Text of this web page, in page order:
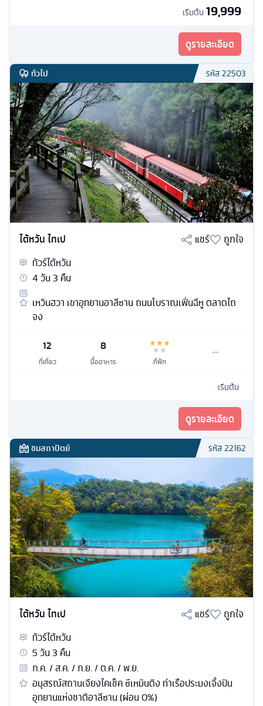
เริ่มต้น 19,999
ดูรายละเอียด
ทั่วไป รหัส22503
ไต้หวัน ไทเป แชร์
ถูกใจ
ทัวร์ไต้หวัน
4วัน3 คืน
เหวินฮวา เขาอุทยานอาลีซาน ถนนโบราณเฟิ่นฉีหู ตลาดไถ
จง
12
ที่เที่ยว
8
มื้ออาหาร ที่พัก
เริ่มต้น
ดูรายละเอียด
ชมสถาปัตย์ รหัส22162
ไต้หวัน ไทเป แชร์
ถูกใจ
ทัวร์ไต้หวัน
5วัน3 คืน
ก.ค. / ส.ค. / ก.ย. / ต.ค. / พ.ย.
อนุสรณ์สถานเจียงไคเช็ค ซีเหมินติง ท่าเรือประมงเจิ้งปิน
อุทยานแห่งชาติอาลีซาน (ผ่อน 0%)